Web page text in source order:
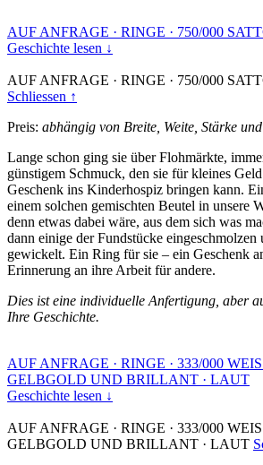
AUF ANFRAGE · RINGE · 750/000
Geschichte lesen ↓
AUF ANFRAGE · RINGE · 750/000
Schliessen ↑
Preis: abhängig von Breite, Weite, Stärke
Lange schon ging sie über Flohmärkte,
günstigem Schmuck, den sie für kleines
Geschenk ins Kinderhospiz bringen kann.
einem solchen gemischten Beutel in unsere
denn etwas dabei wäre, aus dem sich was
dann einige der Fundstücke
gewickelt. Ein Ring für sie – ein Geschenk
Erinnerung an ihre Arbeit für andere.
Dies ist eine individuelle Anfertigung, aber
Ihre Geschichte.
AUF ANFRAGE · RINGE · 333/000
GELBGOLD UND BRILLANT · LAUT
Geschichte lesen ↓
AUF ANFRAGE · RINGE · 333/000
GELBGOLD UND BRILLANT · LAUT